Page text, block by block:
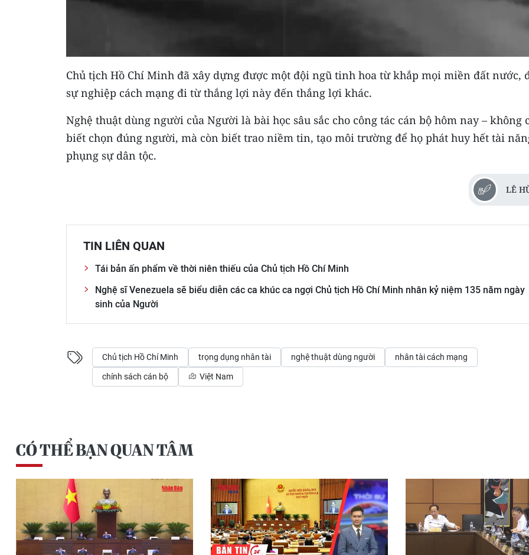
Chủ tịch Hồ Chí Minh đã xây dựng được một đội ngũ tinh hoa từ khắp mọi miền đất nước,
sự nghiệp cách mạng đi từ thắng lợi này đến thắng lợi khác.
Nghệ thuật dùng người của Người là bài học sâu sắc cho công tác cán bộ hôm nay – không
biết chọn đúng người, mà còn biết trao niềm tin, tạo môi trường để họ phát huy hết tài
phụng sự dân tộc.
LÊ
TIN LIÊN QUAN
Tái bản ấn phẩm về thời niên thiếu của Chủ tịch Hồ Chí Minh
Nghệ sĩ Venezuela sẽ biểu diễn các ca khúc ca ngợi Chủ tịch Hồ Chí Minh nhân kỷ niệm 135 năm ngày
sinh của Người
Chủ tịch Hồ Chí Minh trọng dụng nhân tài nghệ thuật dùng người nhân tài cách mạng
chính sách cán bộ Việt Nam
CÓ THỂ BẠN QUAN TÂM